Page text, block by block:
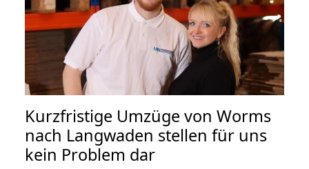
Kurzfristige Umzüge von Worms
nach Langwaden stellen für uns
kein Problem dar